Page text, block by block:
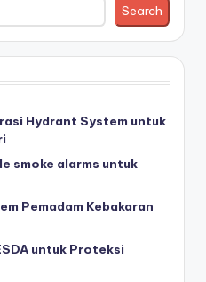
Search
Hydrant System untuk
smoke alarms untuk
Pemadam Kebakaran
untuk Proteksi